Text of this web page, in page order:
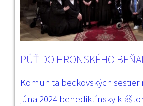
PÚŤ DO HRONSKÉHO
Komunita beckovských sestier
júna 2024 benediktínsky